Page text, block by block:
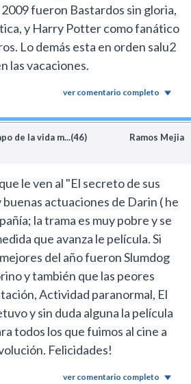
fueron Bastardos sin gloria,
y Harry Potter como fanático
Lo demás esta en orden salu2
las vacaciones.
ver comentario completo
de la vida m...(46) Ramos Mejia
le ven al "El secreto de sus
buenas actuaciones de Darin ( he
la trama es muy pobre y se
que avanza le película. Si
del año fueron Slumdog
y también que las peores
Actividad paranormal, El
y sin duda alguna la película
todos los que fuimos al cine a
Felicidades!
ver comentario completo